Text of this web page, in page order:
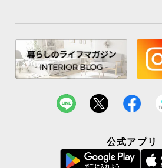
ソファの脚部裏面にはフローリン
キャップが付属。安全にもこだ
公式アプリ